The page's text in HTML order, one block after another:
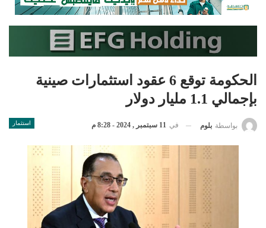
الحكومة توقع 6 عقود استثمارات صينية
بإجمالي 1.1 مليار دولار
استثمار بواسطة بلوم في 11 سبتمبر , 2024 - 8:28 م